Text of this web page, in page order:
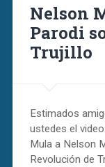
Nelson
Parodi
Trujillo
Estimados
ustedes el
Mula a Nelson
Revolución de